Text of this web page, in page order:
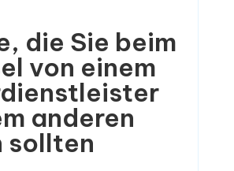
die Sie beim
von einem
anderen
sollten